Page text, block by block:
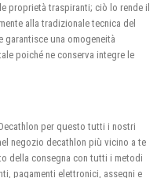
proprietà traspiranti; ciò lo rende il
alla tradizionale tecnica del
una omogeneità
poiché ne conserva integre le
per questo tutti i nostri
negozio decathlon più vicino a te
della consegna con tutti i metodi
pagamenti elettronici, assegni e